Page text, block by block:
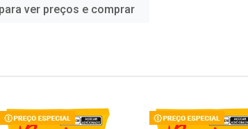
ver preços e comprar